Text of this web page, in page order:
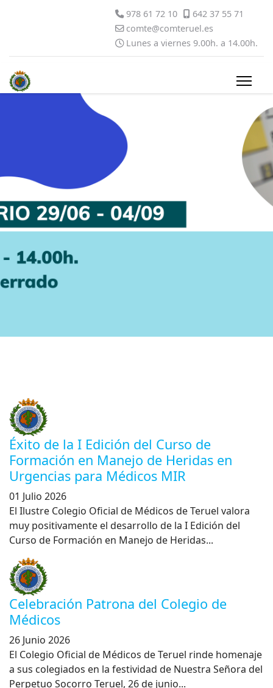
978 61 72 10
642 37 55 71
comte@comteruel.es
Lunes a viernes 9.00h. a 14.00h.
Éxito de la I Edición del Curso de
Formación en Manejo de Heridas en
Urgencias para Médicos MIR
01 Julio 2026
El Ilustre Colegio Oficial de Médicos de Teruel valora
muy positivamente el desarrollo de la I Edición del
Curso de Formación en Manejo de Heridas...
Celebración Patrona del Colegio de
Médicos
26 Junio 2026
El Colegio Oficial de Médicos de Teruel rinde homenaje
a sus colegiados en la festividad de Nuestra Señora del
Perpetuo Socorro Teruel, 26 de junio...